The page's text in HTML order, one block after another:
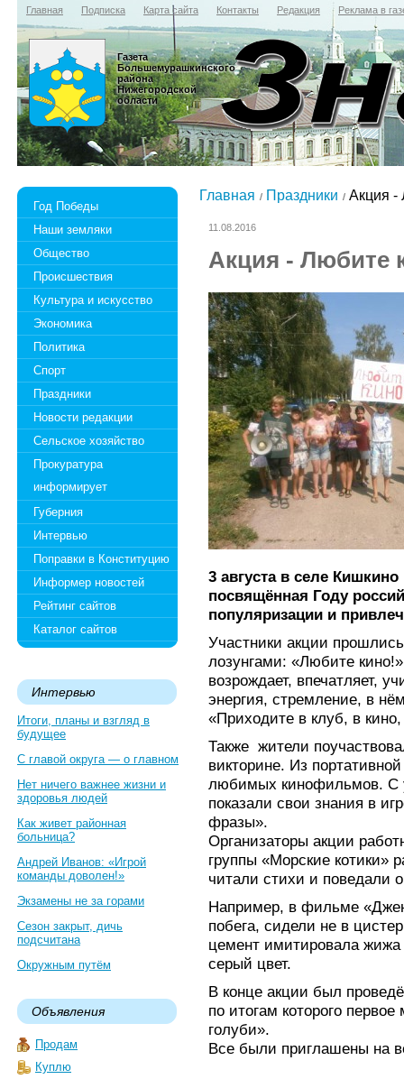
Главная Подписка Карта сайта Контакты Редакция Реклама в
Газета
Большемурашкинского
района
Нижегородской
области
Год Победы
Наши земляки
Общество
Происшествия
Культура и искусство
Экономика
Политика
Спорт
Праздники
Новости редакции
Сельское хозяйство
Прокуратура
информирует
Губерния
Интервью
Поправки в Конституцию
Информер новостей
Рейтинг сайтов
Каталог сайтов
Интервью
Итоги, планы и взгляд в
будущее
С главой округа — о главном
Нет ничего важнее жизни и
здоровья людей
Как живет районная
больница?
Андрей Иванов: «Игрой
команды доволен!»
Экзамены не за горами
Сезон закрыт, дичь
подсчитана
Окружным путём
Объявления
Продам
Куплю
Главная Праздники Акция -
11.08.2016
Акция - Любите
3 августа в селе
посвящённая Году
популяризации и
Участники акции
лозунгами: «Любите
возрождает, впечатляет,
энергия, стремление, в
«Приходите в клуб, в
Также жители
викторине. Из
любимых кинофильмов. С
показали свои знания в
фразы».
Организаторы акции
группы «Морские котики»
читали стихи и поведали
Например, в фильме
побега, сидели не в
цемент имитировала
серый цвет.
В конце акции был
по итогам которого
голуби».
Все были приглашены на